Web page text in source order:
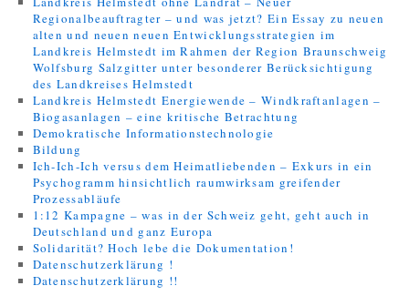
Regionalbeauftragter – und was jetzt? Ein Essay zu neuen
alten und neuen neuen Entwicklungsstrategien im
Landkreis Helmstedt im Rahmen der Region Braunschweig
Wolfsburg Salzgitter unter besonderer Berücksichtigung
des Landkreises Helmstedt
Landkreis Helmstedt Energiewende – Windkraftanlagen –
Biogasanlagen – eine kritische Betrachtung
Demokratische Informationstechnologie
Bildung
Ich-Ich-Ich versus dem Heimatliebenden – Exkurs in ein
Psychogramm hinsichtlich raumwirksam greifender
Prozessabläufe
1:12 Kampagne – was in der Schweiz geht, geht auch in
Deutschland und ganz Europa
Solidarität? Hoch lebe die Dokumentation!
Datenschutzerklärung !
Datenschutzerklärung !!